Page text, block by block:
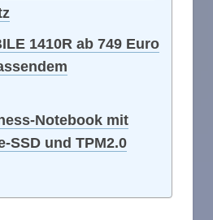
1410R ab 749 Euro
Notebook mit
SSD und TPM2.0